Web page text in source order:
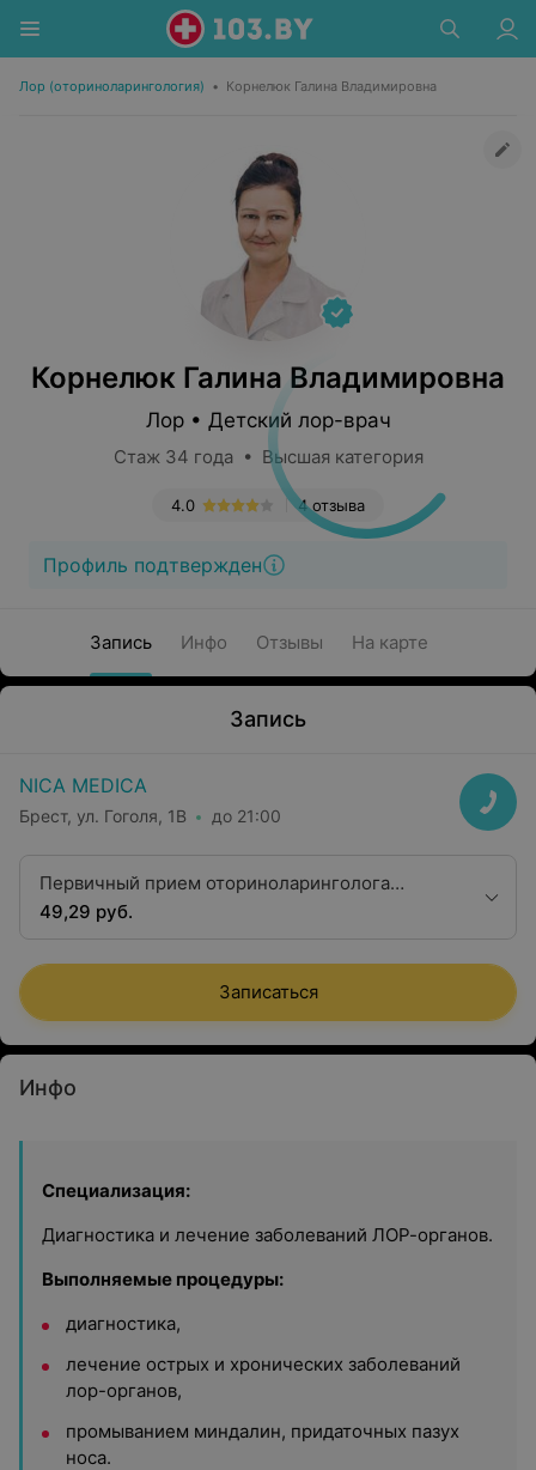
Лор (оториноларингология) • Корнелюк Галина Владимировна
Корнелюк Галина Владимировна
Лор • Детский лор-врач
Стаж 34 года • Высшая категория
4 отзыва
4.0
Профиль подтвержден
Запись Инфо Отзывы На карте
Запись
NICA MEDICA
Брест, ул. Гоголя, 1B до 21:00
Первичный прием оториноларинголога
Корнелюк Г.В.
49,29 руб.
Записаться
Инфо
Специализация:
Диагностика и лечение заболеваний ЛОР-органов.
Выполняемые процедуры:
диагностика,
лечение острых и хронических заболеваний
лор-органов,
промыванием миндалин, придаточных пазух
носа.